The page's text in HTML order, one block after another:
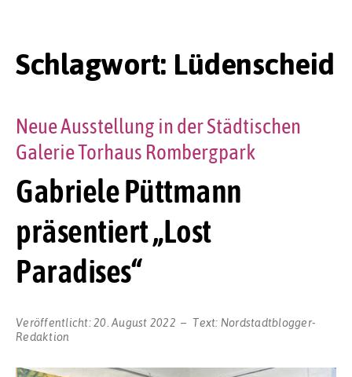
Schlagwort: Lüdenscheid
Gabriele Püttmann
präsentiert „Lost
Paradises“
Neue Ausstellung in der Städtischen
Galerie Torhaus Rombergpark
Veröffentlicht:20. August 2022 Text: Nordstadtblogger-
Redaktion